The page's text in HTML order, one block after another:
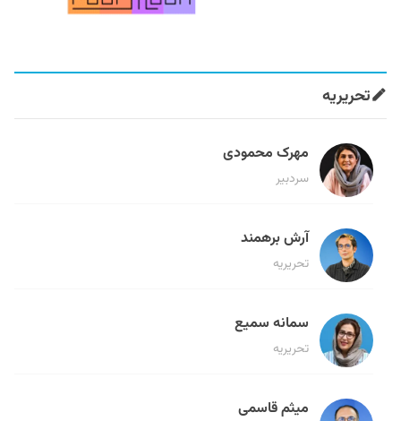
تحریریه
مهرک محمودی
سردبیر
آرش برهمند
تحریریه
سمانه سمیع
تحریریه
میثم قاسمی